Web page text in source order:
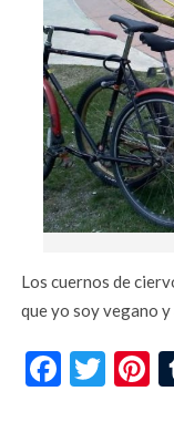
Los cuernos de
que yo soy vegano